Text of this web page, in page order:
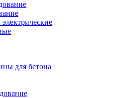
для бетона